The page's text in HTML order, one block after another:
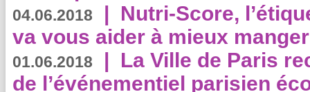
04.06.2018 | Nutri-Score,
va vous aider à mieux
01.06.2018 | La Ville de Paris
de l’événementiel parisien